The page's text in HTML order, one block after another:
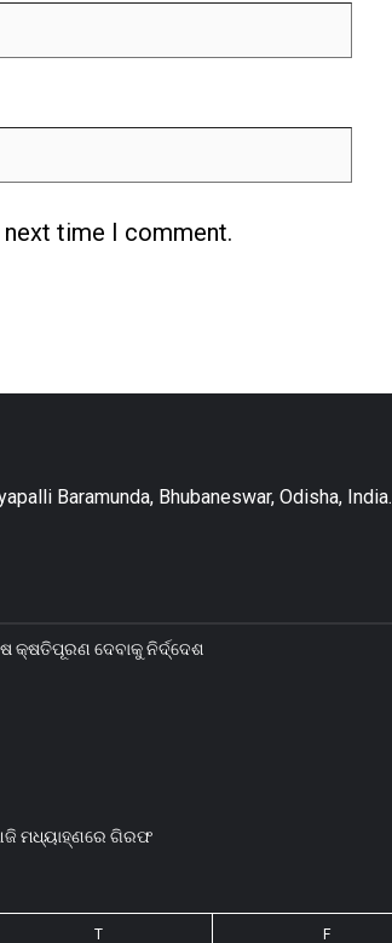
time I comment.
Baramunda, Bhubaneswar, Odisha, India.
କ୍ଷତିପୂରଣ ଦେବାକୁ ନିର୍ଦ୍ଦେଶ
ମଧ୍ୟାହ୍‌ଣରେ ଗିରଫ
T F